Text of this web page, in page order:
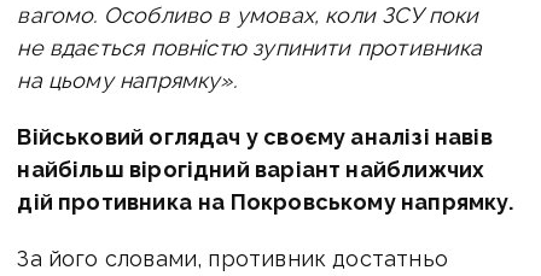
вагомо. Особливо в умовах, коли ЗСУ поки
не вдається повністю зупинити противника
на цьому напрямку».
Військовий оглядач у своєму аналізі навів
найбільш вірогідний варіант найближчих
дій противника на Покровському напрямку.
За його словами, противник достатньо